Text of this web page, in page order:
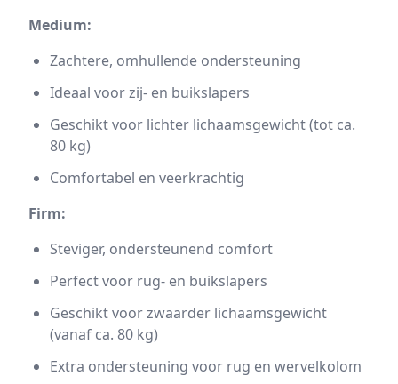
Medium:
Zachtere, omhullende ondersteuning
Ideaal voor zij- en buikslapers
Geschikt voor lichter lichaamsgewicht (tot ca.
80 kg)
Comfortabel en veerkrachtig
Firm:
Steviger, ondersteunend comfort
Perfect voor rug- en buikslapers
Geschikt voor zwaarder lichaamsgewicht
(vanaf ca. 80 kg)
Extra ondersteuning voor rug en wervelkolom